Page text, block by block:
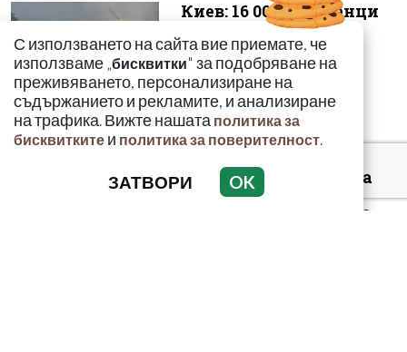
Киев: 16 000 чужденци
се сражават в
украинските
въоръжени сили
Полицията във Варна
конфискува менте
стоки за близо 650 000
С използването на сайта вие приемате, че
използваме „бисквитки" за подобряване на
преживяването, персонализиране на
съдържанието и рекламите, и анализиране
на трафика. Вижте нашата политика за
бисквитките и политика за поверителност.
ЗАТВОРИ OK